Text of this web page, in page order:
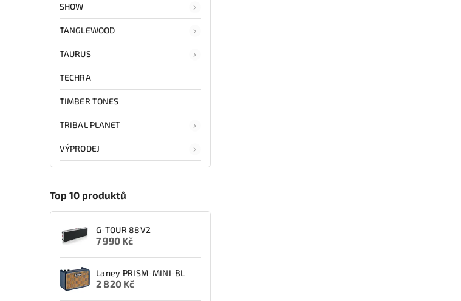
SHOW
TANGLEWOOD
TAURUS
TECHRA
TIMBER TONES
TRIBAL PLANET
VÝPRODEJ
Top 10 produktů
G-TOUR 88V2
7 990 Kč
Laney PRISM-MINI-BL
2 820 Kč